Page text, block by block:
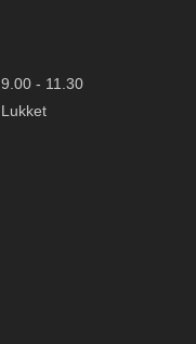
9.00 - 11.30
Lukket